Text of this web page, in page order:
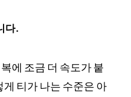
다.
에 조금 더 속도가 붙
티가 나는 수준은 아